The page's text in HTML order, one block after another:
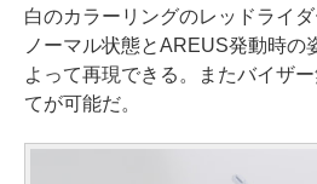
白のカラーリングのレッドライダ
ノーマル状態とAREUS発動時の
よって再現できる。またバイザ
てが可能だ。